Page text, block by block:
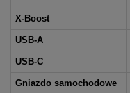
X-Boost
USB-A
USB-C
Gniazdo samochodowe